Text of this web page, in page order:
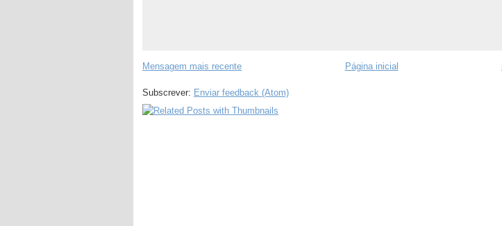
Mensagem mais recente Página inicial
Subscrever: Enviar feedback (Atom)